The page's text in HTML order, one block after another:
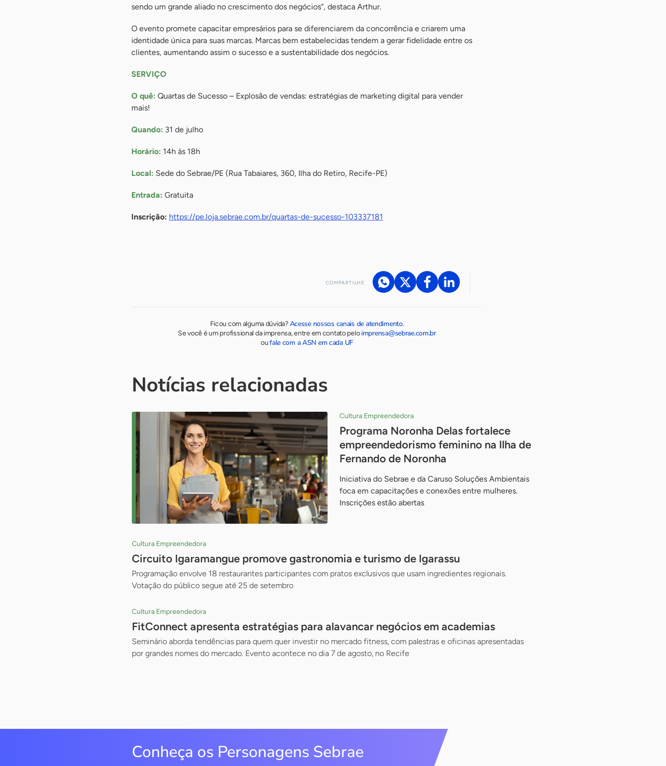
sendo um grande aliado no crescimento dos negócios”, destaca Arthur.
O evento promete capacitar empresários para se diferenciarem da concorrência e criarem uma
identidade única para suas marcas. Marcas bem estabelecidas tendem a gerar fidelidade entre os
clientes, aumentando assim o sucesso e a sustentabilidade dos negócios.
SERVIÇO
O quê: Quartas de Sucesso – Explosão de vendas: estratégias de marketing digital para vender
mais!
Quando: 31 de julho
Horário: 14h às 18h
Local: Sede do Sebrae/PE (Rua Tabaiares, 360, Ilha do Retiro, Recife-PE)
Entrada: Gratuita
Inscrição: https://pe.loja.sebrae.com.br/quartas-de-sucesso-103337181
COMPARTILHE
Ficou com alguma dúvida?Acesse nossos canais de atendimento.
Se você é um profissional da imprensa, entre em contato peloimprensa@sebrae.com.br
oufale com a ASN em cada UF
Notícias relacionadas
Cultura Empreendedora
Programa Noronha Delas fortalece
empreendedorismo feminino na Ilha de
Fernando de Noronha
Iniciativa do Sebrae e da Caruso Soluções Ambientais
foca em capacitações e conexões entre mulheres.
Inscrições estão abertas
Cultura Empreendedora
Circuito Igaramangue promove gastronomia e turismo de Igarassu
Programação envolve 18 restaurantes participantes com pratos exclusivos que usam ingredientes regionais.
Votação do público segue até 25 de setembro
Cultura Empreendedora
FitConnect apresenta estratégias para alavancar negócios em academias
Seminário aborda tendências para quem quer investir no mercado fitness, com palestras e oficinas apresentadas
por grandes nomes do mercado. Evento acontece no dia 7 de agosto, no Recife
Conheça os Personagens Sebrae